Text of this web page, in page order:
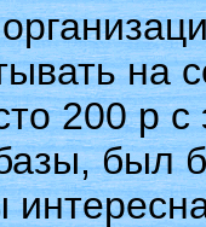
на
200 р
был